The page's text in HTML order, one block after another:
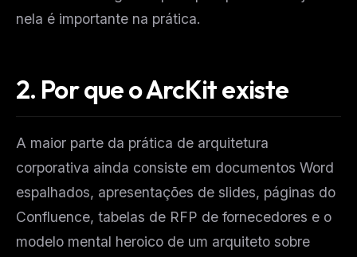
nela é importante na prática.
2. Por que o ArcKit existe
A maior parte da prática de arquitetura
corporativa ainda consiste em documentos Word
espalhados, apresentações de slides, páginas do
Confluence, tabelas de RFP de fornecedores e o
modelo mental heroico de um arquiteto sobre